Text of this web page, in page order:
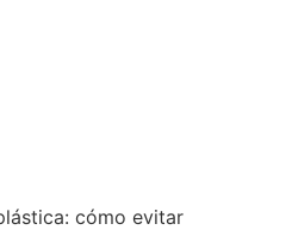
cómo evitar